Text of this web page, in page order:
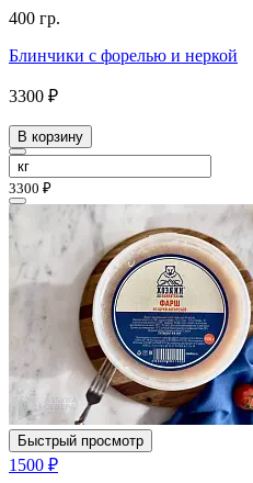
400 гр.
Блинчики с форелью и неркой
3300 ₽
В корзину
3300 ₽
Быстрый просмотр
1500 ₽